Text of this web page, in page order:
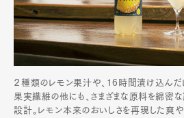
２種類のレモン果汁や、16時間漬け込んだ
果実繊維の他にも、さまざまな原料を綿密
設計。レモン本来のおいしさを再現した爽